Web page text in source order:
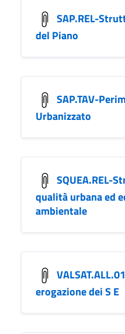
SAP.REL-
del Piano
SAP.TAV-
Urbanizzato
SQUEA.REL-
qualità urbana ed
ambientale
erogazione dei S E